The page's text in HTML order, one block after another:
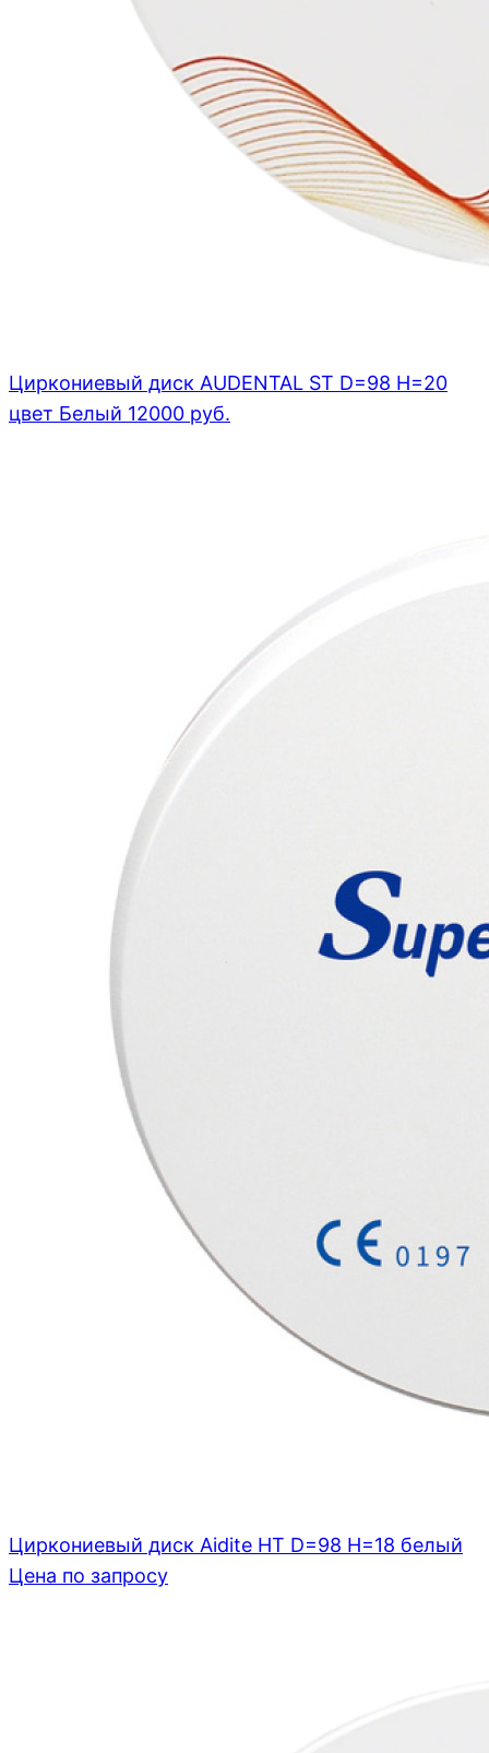
Циркониевый диск AUDENTAL ST D=98 H=20
цвет Белый 12000 руб.
Циркониевый диск Aidite HT D=98 H=18 белый
Цена по запросу